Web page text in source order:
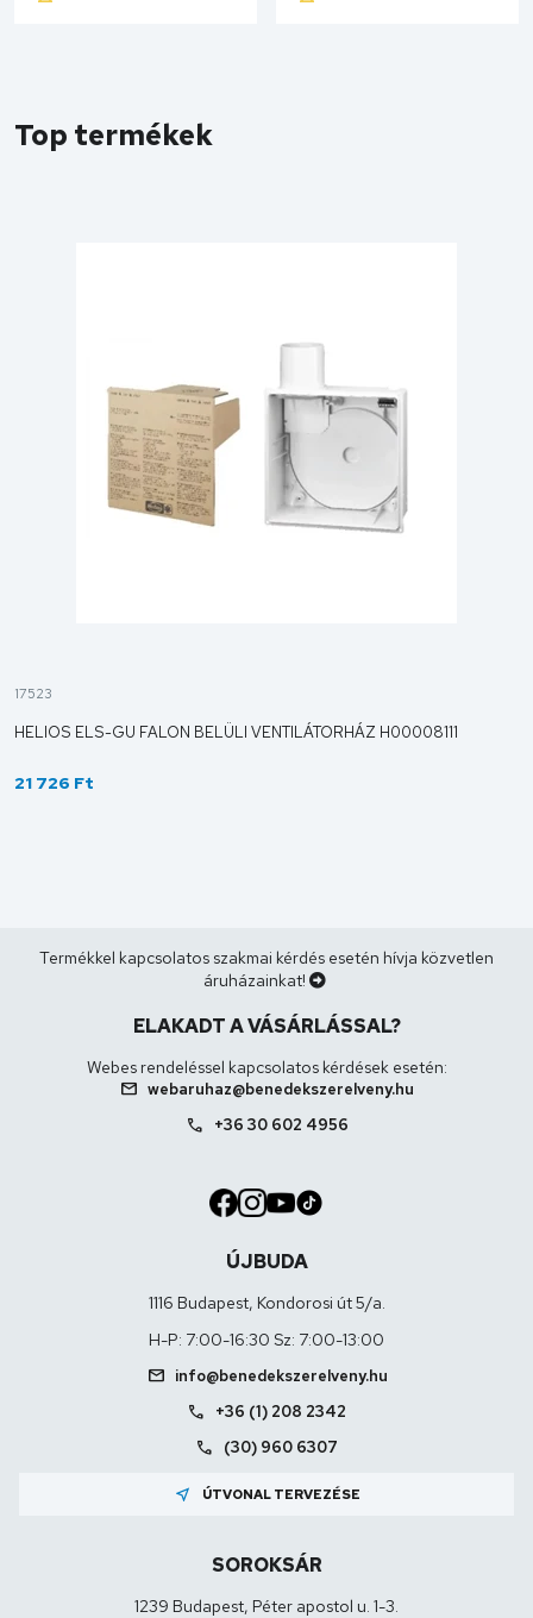
Top termékek
17523
HELIOS ELS-GU FALON BELÜLI VENTILÁTORHÁZ H00008111
21 726 Ft
Termékkel kapcsolatos szakmai kérdés esetén hívja közvetlen
áruházainkat!
ELAKADT A VÁSÁRLÁSSAL?
Webes rendeléssel kapcsolatos kérdések esetén:
mail webaruhaz@benedekszerelveny.hu
call +36 30 602 4956
ÚJBUDA
1116 Budapest, Kondorosi út 5/a.
H-P: 7:00-16:30 Sz: 7:00-13:00
mail info@benedekszerelveny.hu
call +36 (1) 208 2342
call (30) 960 6307
near_me ÚTVONAL TERVEZÉSE
SOROKSÁR
1239 Budapest, Péter apostol u. 1-3.